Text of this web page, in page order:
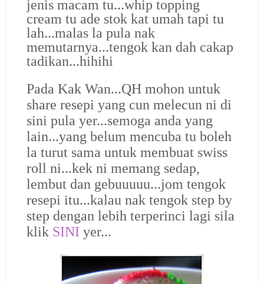
jenis macam tu...whip topping
cream tu ade stok kat umah tapi tu
lah...malas la pula nak
memutarnya...tengok kan dah cakap
tadikan...hihihi
Pada Kak Wan...QH mohon untuk
share resepi yang cun melecun ni di
sini pula yer...semoga anda yang
lain...yang belum mencuba tu boleh
la turut sama untuk membuat swiss
roll ni...kek ni memang sedap,
lembut dan gebuuuuu...jom tengok
resepi itu...kalau nak tengok step by
step dengan lebih terperinci lagi sila
klik SINI yer...